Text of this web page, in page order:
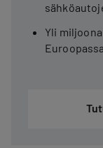
Yli
Euroopassa